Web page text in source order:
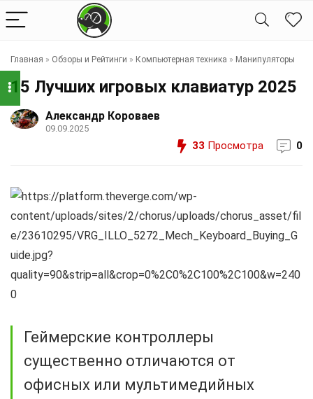
Главная » Обзоры и Рейтинги » Компьютерная техника » Манипуляторы
15 Лучших игровых клавиатур 2025
Александр Короваев
09.09.2025
33 Просмотра 0
Геймерские контроллеры
существенно отличаются от
офисных или мультимедийных